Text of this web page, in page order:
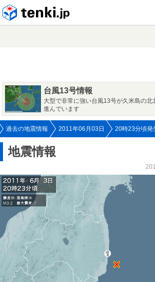
台風13号情報
大型で非常に強い台風13号が久米島の北
進んでいます
過去の地震情報 2011年06月03日 20時23分頃発
地震情報